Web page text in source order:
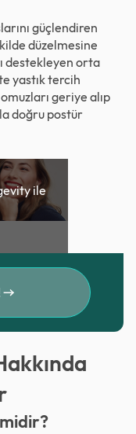
güçlendiren
düzelmesine
destekleyen orta
yastık tercih
geriye alıp
doğru postür
ile